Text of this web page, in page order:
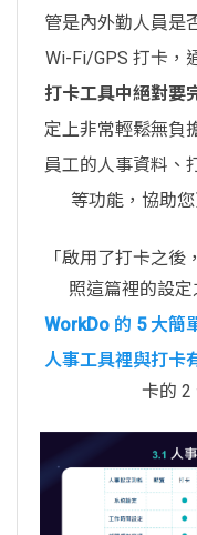
管是內外勤人員是
Wi-Fi/GPS 打卡，
打卡工具中絕對要
定上非常輕鬆無負
員工的人事資料、
等功能，協助
「啟用了打卡之
照這篇裡的設
WorkDo 的 5 大簡
人事工具裡與打卡
卡的 2